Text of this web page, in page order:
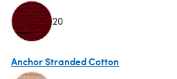
20
Anchor Stranded Cotton